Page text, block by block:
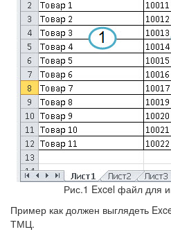
Рис.1 Excel файл для
Пример как должен выглядеть
ТМЦ.